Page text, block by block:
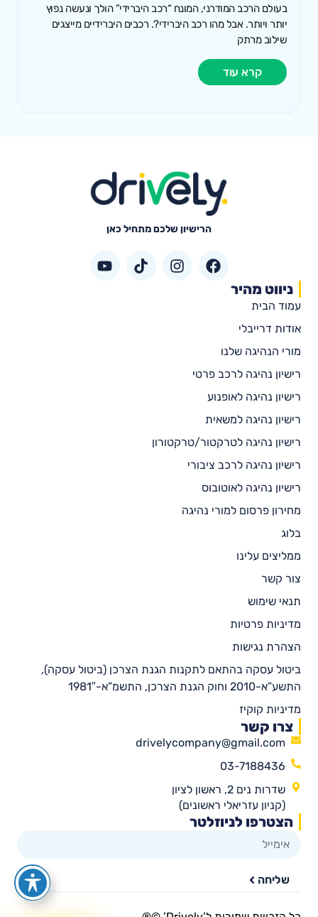
בעולם הרכב המודרני, המונח “רכב היברידי” הולך ונעשה נפוץ
יותר ויותר. אבל מהו רכב היברידי?. רכבים היברידיים מייצגים
שילוב מרתק
קרא עוד
הרישיון שלכם מתחיל כאן
ניווט מהיר
עמוד הבית
אודות דרייבלי
מורי הנהיגה שלנו
רישיון נהיגה לרכב פרטי
רישיון נהיגה לאופנוע
רישיון נהיגה למשאית
רישיון נהיגה לטרקטור/טרקטורון
רישיון נהיגה לרכב ציבורי
רישיון נהיגה לאוטובוס
מחירון פרסום למורי נהיגה
בלוג
ממליצים עלינו
צור קשר
תנאי שימוש
מדיניות פרטיות
הצהרת נגישות
ביטול עסקה בהתאם לתקנות הגנת הצרכן (ביטול עסקה),
התשע”א-2010 וחוק הגנת הצרכן, התשמ”א-1981″
מדיניות קוקיז
צרו קשר
drivelycompany@gmail.com
03-7188436
שדרות נים 2, ראשון לציון
(קניון עזריאלי ראשונים)
הצטרפו לניוזלטר
שליחה